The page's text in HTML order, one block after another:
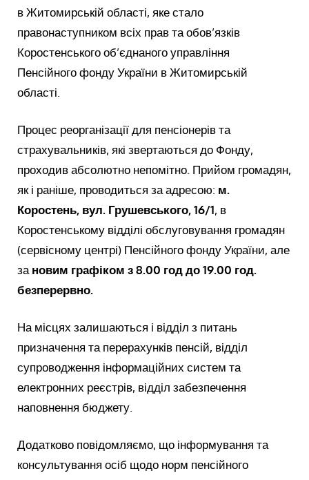
в Житомирській області, яке стало
правонаступником всіх прав та обов’язків
Коростенського об’єднаного управління
Пенсійного фонду України в Житомирській
області.
Процес реорганізації для пенсіонерів та
страхувальників, які звертаються до Фонду,
проходив абсолютно непомітно. Прийом громадян,
як і раніше, проводиться за адресою: м.
Коростень, вул. Грушевського, 16/1, в
Коростенському відділі обслуговування громадян
(сервісному центрі) Пенсійного фонду України, але
за новим графіком з 8.00 год до 19.00 год.
безперервно.
На місцях залишаються і відділ з питань
призначення та перерахунків пенсій, відділ
супроводження інформаційних систем та
електронних реєстрів, відділ забезпечення
наповнення бюджету.
Додатково повідомляємо, що інформування та
консультування осіб щодо норм пенсійного